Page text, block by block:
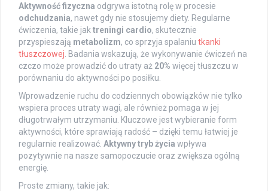
Aktywność fizyczna odgrywa istotną rolę w procesie
odchudzania, nawet gdy nie stosujemy diety. Regularne
ćwiczenia, takie jak treningi cardio, skutecznie
przyspieszają metabolizm, co sprzyja spalaniu tkanki
tłuszczowej . Badania wskazują, że wykonywanie ćwiczeń na
czczo może prowadzić do utraty aż 20% więcej tłuszczu w
porównaniu do aktywności po posiłku.
Wprowadzenie ruchu do codziennych obowiązków nie tylko
wspiera proces utraty wagi, ale również pomaga w jej
długotrwałym utrzymaniu. Kluczowe jest wybieranie form
aktywności, które sprawiają radość – dzięki temu łatwiej je
regularnie realizować. Aktywny tryb życia wpływa
pozytywnie na nasze samopoczucie oraz zwiększa ogólną
energię.
Proste zmiany, takie jak: